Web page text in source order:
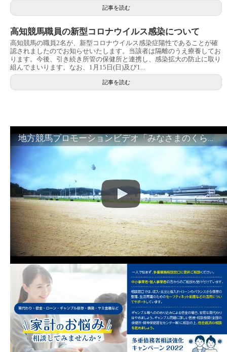
記事を読む
高知競馬職員の新型コロナウイルス感染について
高知競馬の職員2名が、新型コロナウイルス感染症陽性であることが確
認されましたのでお知らせいたします。当該者は隔離のうえ療養してお
ります。今後、引き続き所管の保健所と連携し、感染拡大の防止に取り
組んでまいります。なお、1月15日(日)及び1...
記事を読む
地方競馬プロモーションビデオ「みなさまのくらしのために」30秒篇｜NAR公式